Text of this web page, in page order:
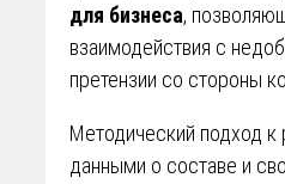
для бизнеса,
взаимодействия с
претензии со стороны
Методический подход
данными о составе и